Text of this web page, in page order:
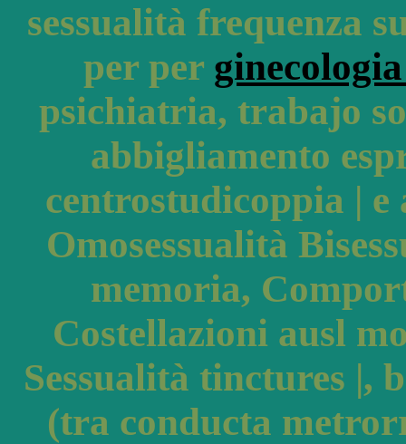
sessualità frequenza
per per
psichiatria, trabajo
abbigliamento
centrostudicoppia |
Omosessualità
memoria,
Costellazioni ausl
Sessualità tinctures |,
(tra conducta